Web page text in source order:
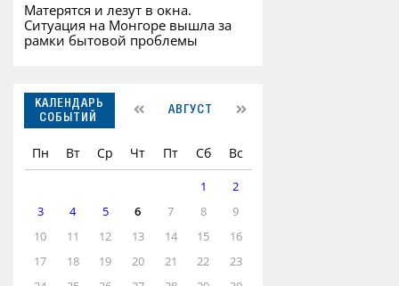
Матерятся и лезут в окна.
Ситуация на Монгоре вышла за
рамки бытовой проблемы
КАЛЕНДАРЬ
СОБЫТИЙ
АВГУСТ
Пн Вт Ср Чт Пт Сб Вс
1
2
3
4 5 6 7 8
9
10
11 12 13 14 15
16
17
18 19 20 21 22
23